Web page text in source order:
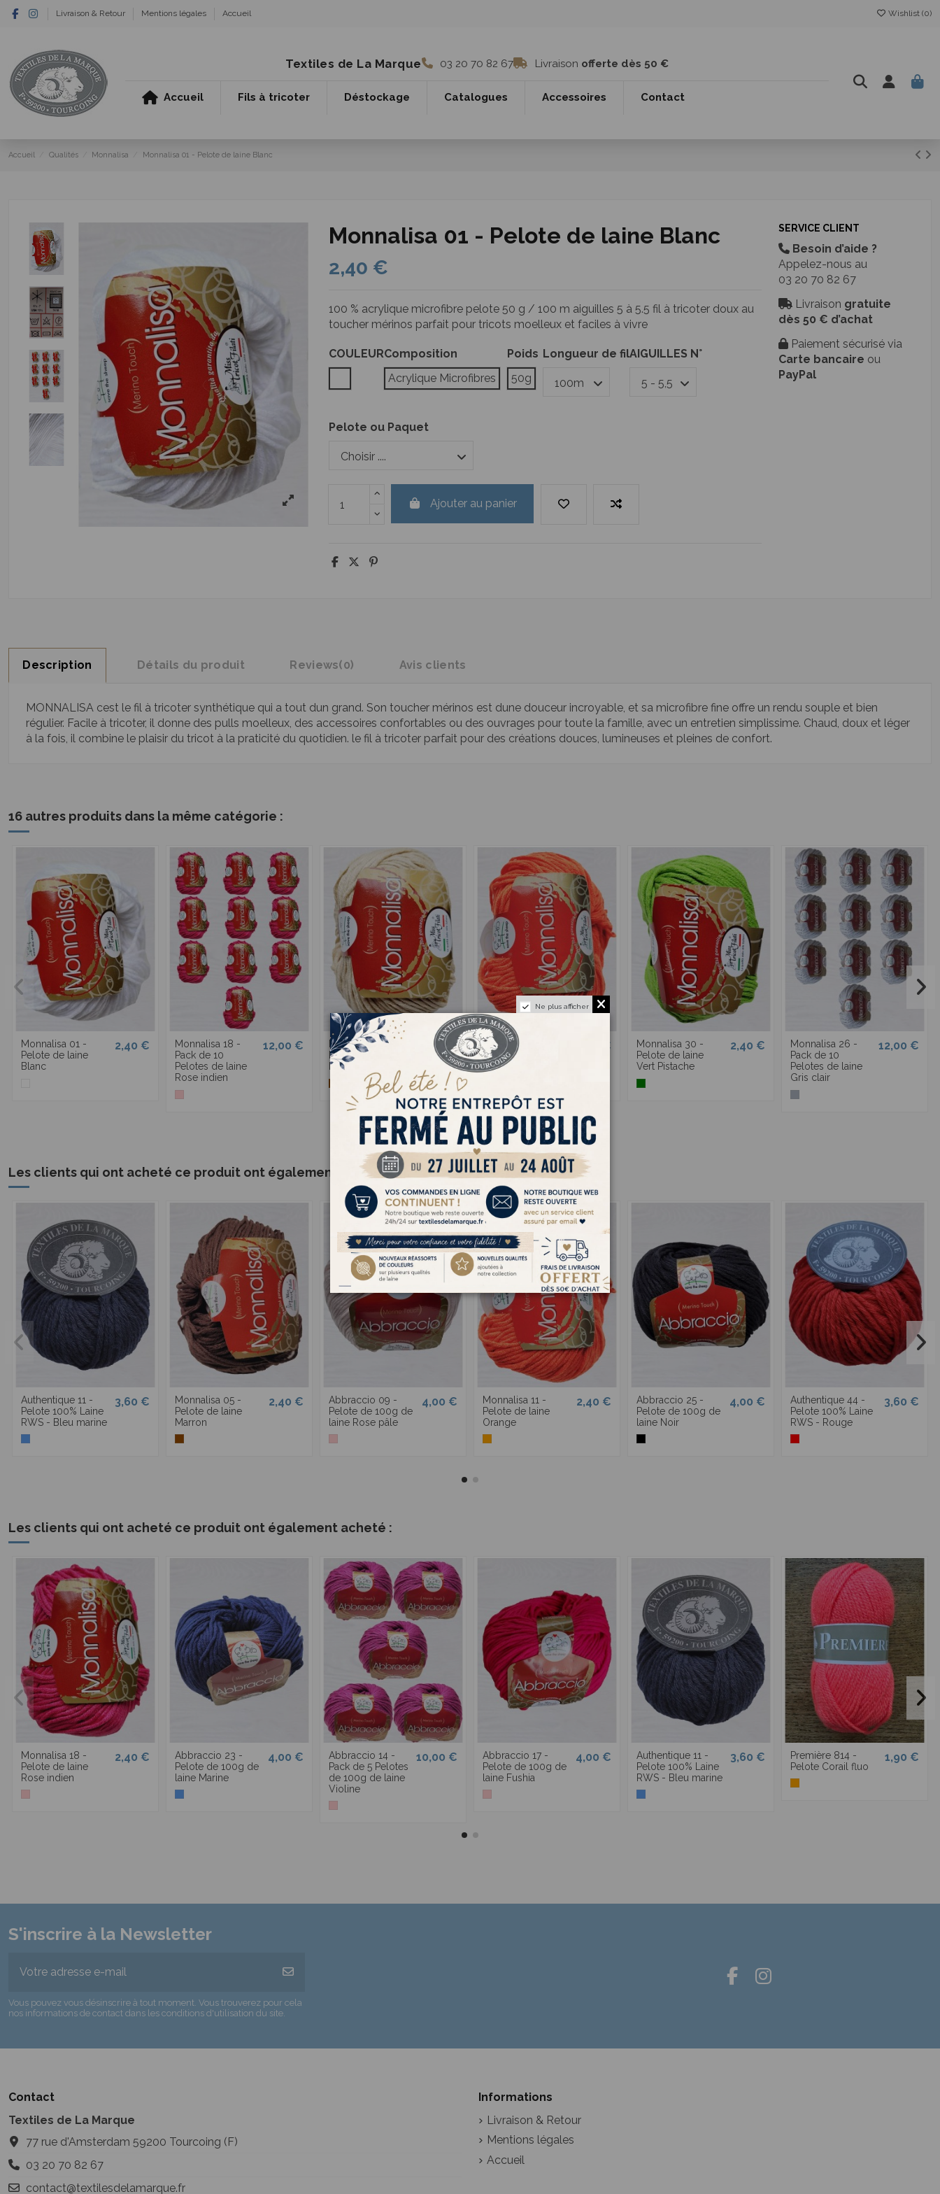
Livraison & Retour Mentions légales Accueil Wishlist (0)
Textiles de La Marque 03 20 70 82 67 Livraison offerte dès 50 €
Accueil Fils à tricoter Déstockage Catalogues Accessoires Contact
Accueil Qualités Monnalisa Monnalisa 01 - Pelote de laine Blanc
Monnalisa 01 - Pelote de laine Blanc
2,40 €
100 % acrylique microfibre pelote 50 g / 100 m aiguilles 5 à 5.5 fil à tricoter doux au
toucher mérinos parfait pour tricots moelleux et faciles à vivre
COULEURComposition
Acrylique Microfibres
Poids
50g
Longueur de filAIGUILLES N°
Pelote ou Paquet
Ajouter au panier
SERVICE CLIENT
Besoin d’aide ?
Appelez-nous au
03 20 70 82 67
Livraison gratuite
dès 50 € d’achat
Paiement sécurisé via
Carte bancaire ou
PayPal
Description Détails du produit Reviews(0) Avis clients
MONNALISA cest le fil à tricoter synthétique qui a tout dun grand. Son toucher mérinos est dune douceur incroyable, et sa microfibre fine offre un rendu souple et bien
régulier. Facile à tricoter, il donne des pulls moelleux, des accessoires confortables ou des ouvrages pour toute la famille, avec un entretien simplissime. Chaud, doux et léger
à la fois, il combine le plaisir du tricot à la praticité du quotidien. le fil à tricoter parfait pour des créations douces, lumineuses et pleines de confort.
16 autres produits dans la même catégorie :
Monnalisa 01 -
Pelote de laine
Blanc
2,40 €
Monnalisa 18 -
Pack de 10
Pelotes de laine
Rose indien
12,00 €
Monnalisa 03 -
Pelote de laine
Beige
2,40 €
Monnalisa 11 -
Pelote de laine
Orange
2,40 €
Monnalisa 30 -
Pelote de laine
Vert Pistache
2,40 €
Monnalisa 26 -
Pack de 10
Pelotes de laine
Gris clair
12,00 €
Les clients qui ont acheté ce produit ont également acheté :
Authentique 11 -
Pelote 100% Laine
RWS - Bleu marine
3,60 €
Monnalisa 05 -
Pelote de laine
Marron
2,40 €
Abbraccio 09 -
Pelote de 100g de
laine Rose pâle
4,00 €
Monnalisa 11 -
Pelote de laine
Orange
2,40 €
Abbraccio 25 -
Pelote de 100g de
laine Noir
4,00 €
Authentique 44 -
Pelote 100% Laine
RWS - Rouge
3,60 €
Les clients qui ont acheté ce produit ont également acheté :
Monnalisa 18 -
Pelote de laine
Rose indien
2,40 €
Abbraccio 23 -
Pelote de 100g de
laine Marine
4,00 €
Abbraccio 14 -
Pack de 5 Pelotes
de 100g de laine
Violine
10,00 €
Abbraccio 17 -
Pelote de 100g de
laine Fushia
4,00 €
Authentique 11 -
Pelote 100% Laine
RWS - Bleu marine
3,60 €
Première 814 -
Pelote Corail fluo
1,90 €
S'inscrire à la Newsletter
Vous pouvez vous désinscrire à tout moment. Vous trouverez pour cela
nos informations de contact dans les conditions d'utilisation du site.
Contact
Textiles de La Marque
77 rue d'Amsterdam 59200 Tourcoing (F)
03 20 70 82 67
contact@textilesdelamarque.fr
Informations
Livraison & Retour
Mentions légales
Accueil
Ne plus afficher